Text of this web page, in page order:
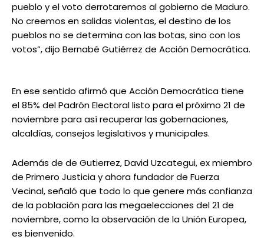
pueblo y el voto derrotaremos al gobierno de Maduro.
No creemos en salidas violentas, el destino de los
pueblos no se determina con las botas, sino con los
votos”, dijo Bernabé Gutiérrez de Acción Democrática.
En ese sentido afirmó que Acción Democrática tiene
el 85% del Padrón Electoral listo para el próximo 21 de
noviembre para así recuperar las gobernaciones,
alcaldías, consejos legislativos y municipales.
Además de de Gutierrez, David Uzcategui, ex miembro
de Primero Justicia y ahora fundador de Fuerza
Vecinal, señaló que todo lo que genere más confianza
de la población para las megaelecciones del 21 de
noviembre, como la observación de la Unión Europea,
es bienvenido.